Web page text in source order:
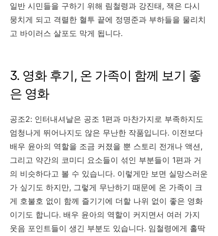
일반 시민들을 구하기 위해 림철령과 강진태, 잭은 다시
뭉치게 되고 격렬한 혈투 끝에 정명준과 부하들을 물리치
고 바이러스 살포도 막게 됩니다.
3. 영화 후기, 온 가족이 함께 보기 좋
은 영화
공조2: 인터내셔날은 공조 1편과 마찬가지로 부족하지도
엄청나게 뛰어나지도 않은 무난한 작품입니다. 이전보다
배우 윤아의 역할을 조금 커졌을 뿐 스토리 전개나 액션,
그리고 약간의 코미디 요소들이 섞인 부분들이 1편과 거
의 비슷하다고 볼 수 있습니다. 이렇게만 보면 실망스러운
가 싶기도 하지만, 그렇게 무난하기 때문에 온 가족이 크
게 호불호 없이 함께 즐기기에 더할 나위 없이 좋은 영화
이기도 합니다. 배우 윤아의 역할이 커지면서 여러 가지
웃음 포인트들이 생긴 부분도 있습니다. 임철령에게 홀딱